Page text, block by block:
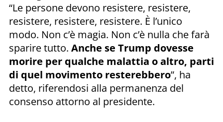
“Le persone devono resistere, resistere,
resistere, resistere, resistere. È l’unico
modo. Non c’è magia. Non c’è nulla che farà
sparire tutto. Anche se Trump dovesse
morire per qualche malattia o altro, parti
di quel movimento resterebbero”, ha
detto, riferendosi alla permanenza del
consenso attorno al presidente.